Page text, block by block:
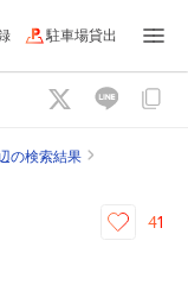
駐車場貸出
の検索結果
41